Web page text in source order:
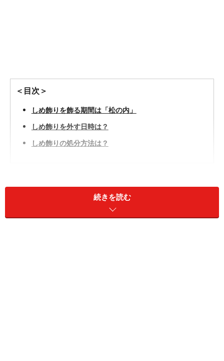
＜目次＞
しめ飾りを飾る期間は「松の内」
しめ飾りを外す日時は？
しめ飾りの処分方法は？
しめ飾りを飾る期間は「松の内」
します。
続きを読む